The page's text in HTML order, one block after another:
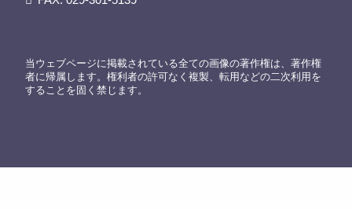
当ウェブページに掲載されている全ての画像の著作権は、著作権
者に帰属します。権利者の許可なく複製、転用などの二次利用を
することを固く禁じます。